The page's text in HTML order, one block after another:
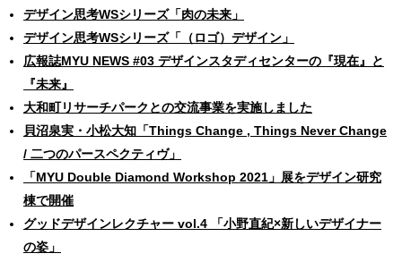
デザイン思考WSシリーズ「肉の未来」
デザイン思考WSシリーズ「（ロゴ）デザイン」
広報誌MYU NEWS #03 デザインスタディセンターの『現在』と
『未来』
大和町リサーチパークとの交流事業を実施しました
貝沼泉実・小松大知「Things Change , Things Never Change
/ 二つのパースペクティヴ」
「MYU Double Diamond Workshop 2021」展をデザイン研究
棟で開催
グッドデザインレクチャー vol.4 「小野直紀×新しいデザイナー
の姿」